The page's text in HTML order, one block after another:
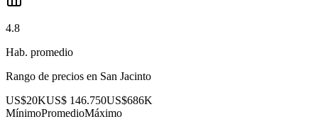
4.8
Hab. promedio
Rango de precios en San Jacinto
US$20KUS$ 146.750US$686K
MínimoPromedioMáximo